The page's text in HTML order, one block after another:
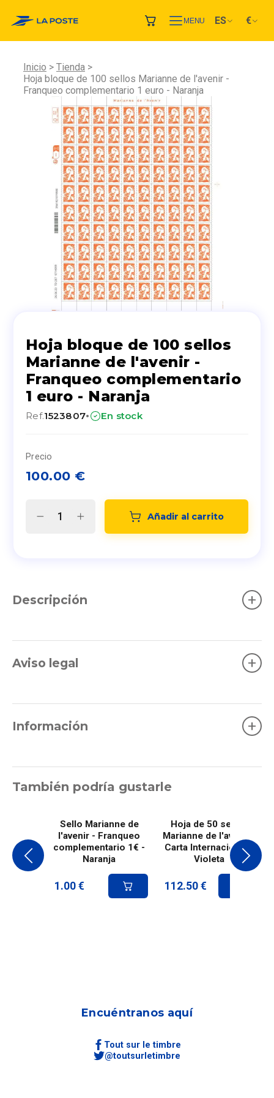
MENU ES €
Inicio
Tienda
Hoja bloque de 100 sellos Marianne de l'avenir -
Franqueo complementario 1 euro - Naranja
Hoja bloque de 100 sellos
Marianne de l'avenir -
Franqueo complementario
1 euro - Naranja
Ref.1523807· En stock
Precio
100.00 €
Añadir al carrito
Descripción +
Aviso legal +
Información +
También podría gustarle
Sello Marianne de
l'avenir - Franqueo
complementario 1€ -
Naranja
1.00 €
Hoja de 50 sellos
Marianne de l'avenir -
Carta Internacional -
Violeta
112.50 €
Encuéntranos aquí
Tout sur le timbre
@toutsurletimbre